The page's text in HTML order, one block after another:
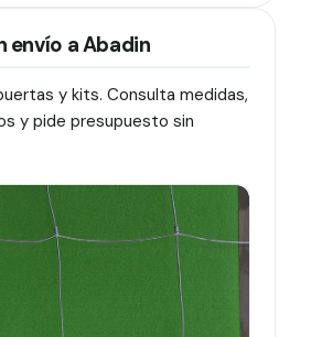
envío a Abadin
y kits. Consulta medidas,
y pide presupuesto sin